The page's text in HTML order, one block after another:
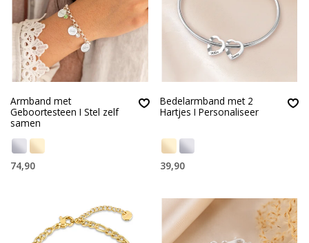
Armband met
Geboortesteen I Stel zelf
samen
74,90
Bedelarmband met 2
Hartjes I Personaliseer
39,90